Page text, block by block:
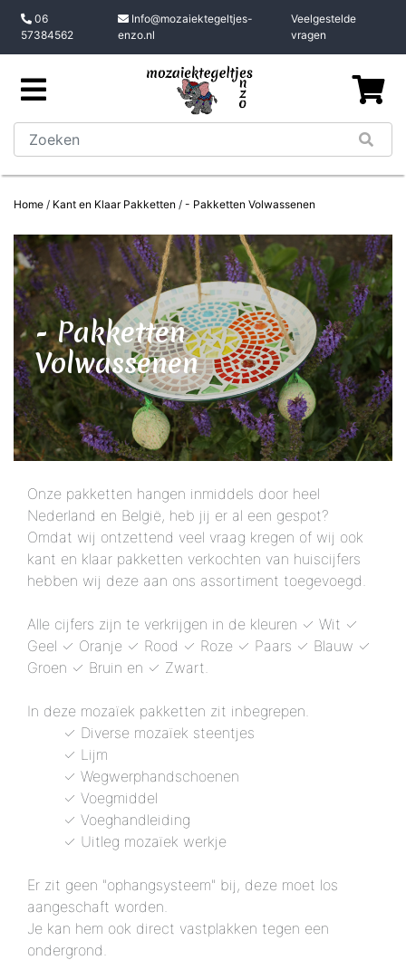
06
57384562
Info@mozaiektegeltjes-
enzo.nl
Veelgestelde
vragen
Home / Kant en Klaar Pakketten / - Pakketten Volwassenen
- Pakketten
Volwassenen
Onze pakketten hangen inmiddels door heel
Nederland en België, heb jij er al een gespot?
Omdat wij ontzettend veel vraag kregen of wij ook
kant en klaar pakketten verkochten van huiscijfers
hebben wij deze aan ons assortiment toegevoegd.
Alle cijfers zijn te verkrijgen in de kleuren ✓ Wit ✓
Geel ✓ Oranje ✓ Rood ✓ Roze ✓ Paars ✓ Blauw ✓
Groen ✓ Bruin en ✓ Zwart.
In deze mozaïek pakketten zit inbegrepen.
✓ Diverse mozaïek steentjes
✓ Lijm
✓ Wegwerphandschoenen
✓ Voegmiddel
✓ Voeghandleiding
✓ Uitleg mozaïek werkje
Er zit geen "ophangsysteem" bij, deze moet los
aangeschaft worden.
Je kan hem ook direct vastplakken tegen een
ondergrond.